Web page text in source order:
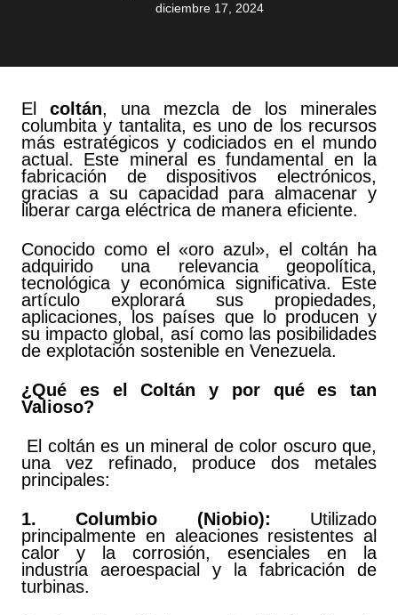
diciembre 17, 2024
El coltán, una mezcla de los minerales
columbita y tantalita, es uno de los recursos
más estratégicos y codiciados en el mundo
actual. Este mineral es fundamental en la
fabricación de dispositivos electrónicos,
gracias a su capacidad para almacenar y
liberar carga eléctrica de manera eficiente.
Conocido como el «oro azul», el coltán ha
adquirido una relevancia geopolítica,
tecnológica y económica significativa. Este
artículo explorará sus propiedades,
aplicaciones, los países que lo producen y
su impacto global, así como las posibilidades
de explotación sostenible en Venezuela.
¿Qué es el Coltán y por qué es tan
Valioso?
El coltán es un mineral de color oscuro que,
una vez refinado, produce dos metales
principales:
1. Columbio (Niobio): Utilizado
principalmente en aleaciones resistentes al
calor y la corrosión, esenciales en la
industria aeroespacial y la fabricación de
turbinas.